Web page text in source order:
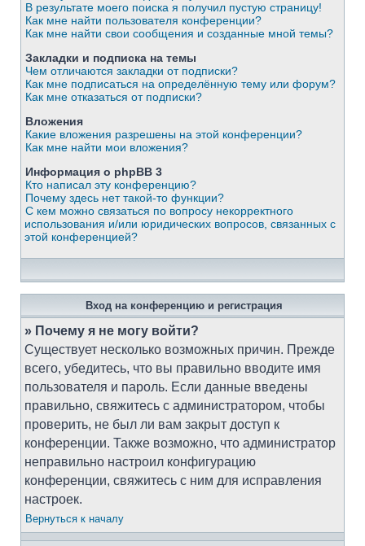
В результате моего поиска я получил пустую страницу!
Как мне найти пользователя конференции?
Как мне найти свои сообщения и созданные мной темы?
Закладки и подписка на темы
Чем отличаются закладки от подписки?
Как мне подписаться на определённую тему или форум?
Как мне отказаться от подписки?
Вложения
Какие вложения разрешены на этой конференции?
Как мне найти мои вложения?
Информация о phpBB 3
Кто написал эту конференцию?
Почему здесь нет такой-то функции?
С кем можно связаться по вопросу некорректного
использования и/или юридических вопросов, связанных с
этой конференцией?
Вход на конференцию и регистрация
» Почему я не могу войти?
Существует несколько возможных причин. Прежде
всего, убедитесь, что вы правильно вводите имя
пользователя и пароль. Если данные введены
правильно, свяжитесь с администратором, чтобы
проверить, не был ли вам закрыт доступ к
конференции. Также возможно, что администратор
неправильно настроил конфигурацию
конференции, свяжитесь с ним для исправления
настроек.
Вернуться к началу